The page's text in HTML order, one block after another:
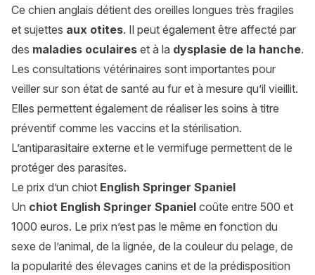
Ce chien anglais détient des oreilles longues très fragiles
et sujettes aux otites. Il peut également être affecté par
des maladies oculaires et à la dysplasie de la hanche.
Les consultations vétérinaires sont importantes pour
veiller sur son état de santé au fur et à mesure qu’il vieillit.
Elles permettent également de réaliser les soins à titre
préventif comme les vaccins et la stérilisation.
L’antiparasitaire externe et le vermifuge permettent de le
protéger des parasites.
Le prix d’un chiot English Springer Spaniel
Un chiot English Springer Spaniel coûte entre 500 et
1000 euros. Le prix n’est pas le même en fonction du
sexe de l’animal, de la lignée, de la couleur du pelage, de
la popularité des élevages canins et de la prédisposition